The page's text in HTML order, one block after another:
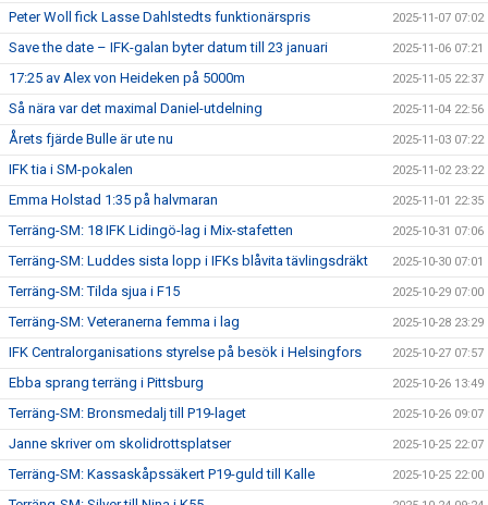
Peter Woll fick Lasse Dahlstedts funktionärspris 2025-11-07 07:02
Save the date – IFK-galan byter datum till 23 januari 2025-11-06 07:21
17:25 av Alex von Heideken på 5000m 2025-11-05 22:37
Så nära var det maximal Daniel-utdelning 2025-11-04 22:56
Årets fjärde Bulle är ute nu 2025-11-03 07:22
IFK tia i SM-pokalen 2025-11-02 23:22
Emma Holstad 1:35 på halvmaran 2025-11-01 22:35
Terräng-SM: 18 IFK Lidingö-lag i Mix-stafetten 2025-10-31 07:06
Terräng-SM: Luddes sista lopp i IFKs blåvita tävlingsdräkt 2025-10-30 07:01
Terräng-SM: Tilda sjua i F15 2025-10-29 07:00
Terräng-SM: Veteranerna femma i lag 2025-10-28 23:29
IFK Centralorganisations styrelse på besök i Helsingfors 2025-10-27 07:57
Ebba sprang terräng i Pittsburg 2025-10-26 13:49
Terräng-SM: Bronsmedalj till P19-laget 2025-10-26 09:07
Janne skriver om skolidrottsplatser 2025-10-25 22:07
Terräng-SM: Kassaskåpssäkert P19-guld till Kalle 2025-10-25 22:00